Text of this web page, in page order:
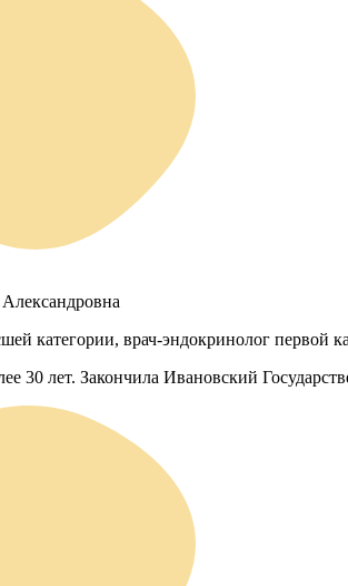
категории, врач-эндокринолог первой
30 лет. Закончила Ивановский